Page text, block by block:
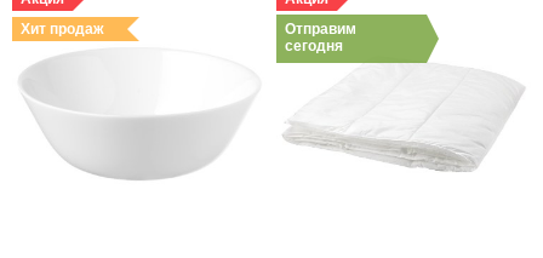
Хит продаж
Отправим
сегодня